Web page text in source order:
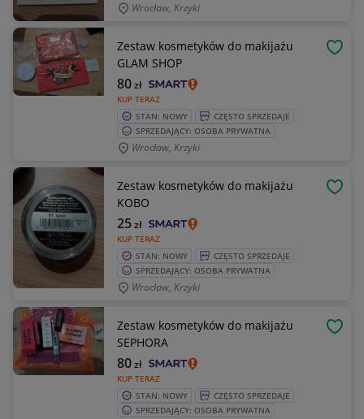
Wrocław, Krzyki
Zestaw kosmetyków do makijażu
GLAM SHOP
KUP TERAZ
80zł
STAN: NOWY
CZĘSTO SPRZEDAJE
SPRZEDAJĄCY: OSOBA PRYWATNA
Wrocław, Krzyki
Zestaw kosmetyków do makijażu
KOBO
KUP TERAZ
25zł
STAN: NOWY
CZĘSTO SPRZEDAJE
SPRZEDAJĄCY: OSOBA PRYWATNA
Wrocław, Krzyki
Zestaw kosmetyków do makijażu
SEPHORA
KUP TERAZ
80zł
STAN: NOWY
CZĘSTO SPRZEDAJE
SPRZEDAJĄCY: OSOBA PRYWATNA